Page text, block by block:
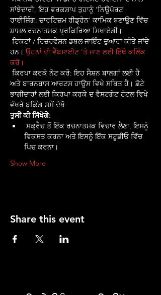
ਸਾਂਝੇਦਾਰੀ, ਇਹ ਵਰਕਸ਼ਾਪ ਤੁਹਾਨੂੰ 'ਨਿਊਪੋਰਟ
ਰਾਈਜ਼ਿੰਗ: ਚਾਰਟਿਜ਼ਮ ਰੀਡ੍ਰੋਨ' ਕਾਮਿਕ ਬਣਾਉਣ ਵਿੱਚ
ਸ਼ਾਮਲ ਰਚਨਾਤਮਕ ਪ੍ਰਕਿਰਿਆ ਸਿਖਾਏਗੀ।
ਹਨ। ਉਹਨਾਂ ਦੀ ਵੈੱਬਸਾਈਟ 'ਤੇ ਜਾਣ ਲਈ ਇੱਥੇ ਕਲਿੱਕ
ਕਰੋ।
ਅਤੇ ਬਾਰਨਬਾਸ ਆਰਟਸ ਹਾਊਸ ਵਿਖੇ ਸਥਿਤ ਹੈ। ਛੋਟੇ
ਭਾਗੀਦਾਰਾਂ ਲਈ ਕਿਰਪਾ ਕਰਕੇ ਦ ਵੈਸਟਗੇਟ ਹੋਟਲ ਵਿਖੇ
ਵੱਖਰੇ ਬੁਕਿੰਗ ਸਮੇਂ ਦੇਖੋ
ਤੁਸੀਂ ਕੀ ਸਿੱਖੋਗੇ:
ਵਿਕਸਤ ਕਰਨਾ ਅਤੇ ਇਸਨੂੰ ਇੱਕ ਸਟੂਡੀਓ ਵਿੱਚ
ਪਿਚ ਕਰਨਾ।
Show More
Share this event